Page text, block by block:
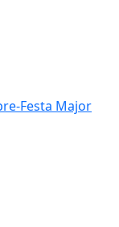
Festa Major